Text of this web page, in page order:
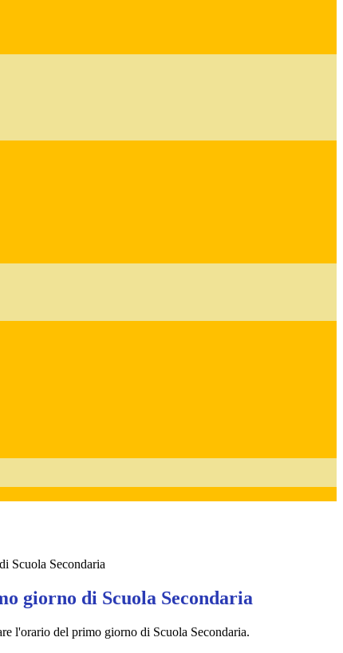
Scuola Secondaria
giorno di Scuola Secondaria
l'orario del primo giorno di Scuola Secondaria.